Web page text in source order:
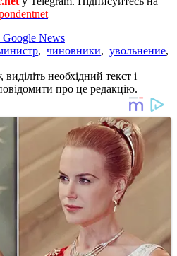
Google News
, чиновники, увольнение,
необхідний текст і
про це редакцію.